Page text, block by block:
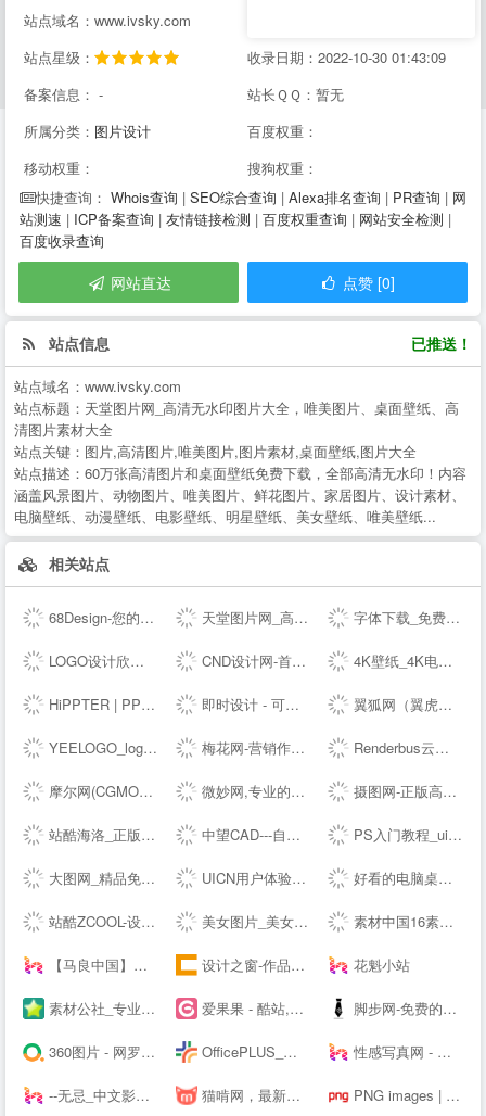
站点域名：www.ivsky.com
站点星级：
收录日期：2022-10-30 01:43:09
备案信息： -
站长ＱＱ：暂无
所属分类： 图片设计
百度权重：
移动权重：
搜狗权重：
快捷查询： Whois查询 | SEO综合查询 | Alexa排名查询 | PR查询 | 网
站测速 | ICP备案查询 | 友情链接检测 | 百度权重查询 | 网站安全检测 |
百度收录查询
网站直达 点赞 [0]
站点信息 已推送！
站点域名： www.ivsky.com
站点标题： 天堂图片网_高清无水印图片大全，唯美图片、桌面壁纸、高
清图片素材大全
站点关键： 图片,高清图片,唯美图片,图片素材,桌面壁纸,图片大全
站点描述： 60万张高清图片和桌面壁纸免费下载，全部高清无水印！内容
涵盖风景图片、动物图片、唯美图片、鲜花图片、家居图片、设计素材、
电脑壁纸、动漫壁纸、电影壁纸、明星壁纸、美女壁纸、唯美壁纸...
相关站点
68Design-您的线上设计部，找设计师远程工作专业平台 天堂图片网_高清无水印图片大全，唯美图片、桌面壁纸、高清图片素材大全 字体下载_免费字体下载_商用字体设计定制--字魂网
LOGO设计欣赏_国外标志设计欣赏 - LOGO圈 CND设计网-首席设计师网络媒体,为设计师提供有效的传播和服务,设计网络首选品牌,设计网络首选品牌 4K壁纸_4K电脑壁纸_4K高清壁纸下载_4K,5K,6K,7K,8K壁纸图片素材_彼岸图网
HiPPTER | PPT资源导航 | PPT模板图表等设计素材免费下载 即时设计 - 可实时协作的专业 UI 设计工具 翼狐网（翼虎网）-学设计，上翼狐！
YEELOGO_logo在线制作 梅花网-营销作品宝库 Renderbus云渲染农场-海量机器云渲染平台,高效3D云渲染服务
摩尔网(CGMOL),3D模型免费共享,--交易平台,设计师互动平台,分享改变未来 微妙网,专业的动画师、特效师、CG模型设计师网站！ - wmiao.com 摄图网-正版高清图片免费下载_商用设计素材图库
站酷海洛_正版图片_视频_字体_音乐素材交易平台_站酷旗下品牌 中望CAD---自主研发的二三维CAD软件机械设计制图软件免费下载及初学入门教程 PS入门教程_ui设计教程_淘宝美工教程_电商设计_设计教程_设计素材_字体下载_设计先锋网
大图网_精品免费素材共享平台www.daimg.com UICN用户体验设计平台 好看的电脑桌面壁纸_高清壁纸下载-壁纸图片大全
站酷ZCOOL-设计师互动平台-打开站酷，发现更好的设计！ 美女图片_美女壁纸_写真女神_极品尤物_宅男女神尽在—奇妙尤物网 素材中国16素材网 - 素材中国16素材网
【马良中国】免费3Dmax视频教程_3D室内设计_室外建筑_动画漫游设计学习视频-马良中国maliang.com 设计之窗-作品设计及备案门户 花魁小站
素材公社_专业设计素材网_高清图片网站 爱果果 - 酷站,H5,UI,网页模板、素材免费下载,案例欣赏 脚步网-免费的在线简历制作平台-3万套个人简历模板
360图片 - 网罗天下美图 OfficePLUS_微软官方Office模板服务平台_ppt模板_会员免费_工作总结_求职简历 性感写真网 - 专注优秀的美图资源分享
--无忌_中文影像生活门户 猫啃网，最新最全的可免费商用中文字体下载网站！喵啃~ PNG images | 100 000+ Free PNG images